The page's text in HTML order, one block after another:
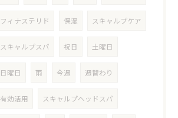
フィナステリド 保湿 スキャルプケア
スキャルプスパ 祝日 土曜日
日曜日 雨 今週 週替わり
有効活用 スキャルプヘッドスパ